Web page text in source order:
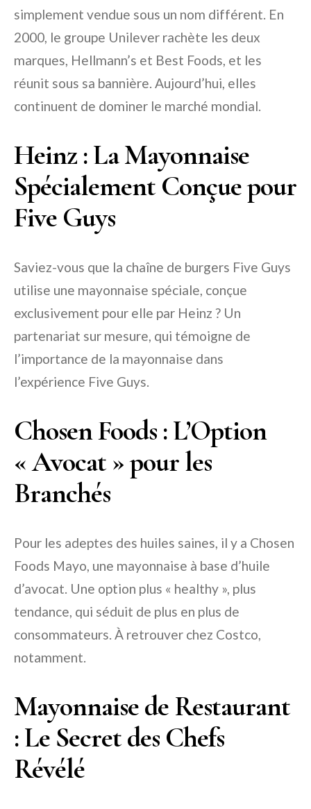
simplement vendue sous un nom différent. En
2000, le groupe Unilever rachète les deux
marques, Hellmann’s et Best Foods, et les
réunit sous sa bannière. Aujourd’hui, elles
continuent de dominer le marché mondial.
Heinz : La Mayonnaise
Spécialement Conçue pour
Five Guys
Saviez-vous que la chaîne de burgers Five Guys
utilise une mayonnaise spéciale, conçue
exclusivement pour elle par Heinz ? Un
partenariat sur mesure, qui témoigne de
l’importance de la mayonnaise dans
l’expérience Five Guys.
Chosen Foods : L’Option
« Avocat » pour les
Branchés
Pour les adeptes des huiles saines, il y a Chosen
Foods Mayo, une mayonnaise à base d’huile
d’avocat. Une option plus « healthy », plus
tendance, qui séduit de plus en plus de
consommateurs. À retrouver chez Costco,
notamment.
Mayonnaise de Restaurant
: Le Secret des Chefs
Révélé